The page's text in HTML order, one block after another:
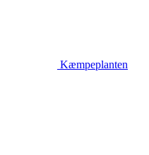
Kæmpeplanten